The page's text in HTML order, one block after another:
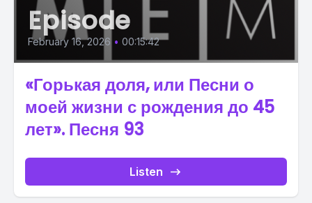
Episode
February 16, 2026 • 00:15:42
«Горькая доля, или Песни о
моей жизни с рождения до 45
лет». Песня 93
Listen